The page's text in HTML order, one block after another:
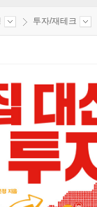
투자/재테크